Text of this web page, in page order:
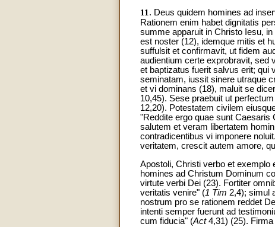
11. Deus quidem homines ad
Rationem enim habet dignitatis
summe apparuit in Christo Iesu,
est noster (12), idemque mitis et
suffulsit et confirmavit, ut fidem
audientium certe exprobravit, sed
et baptizatus fuerit salvus erit; qui
seminatam, iussit sinere utraque
et vi dominans (18), maluit se
10,45). Sese praebuit ut
12,20). Potestatem civilem
"Reddite ergo quae sunt Caesaris
salutem et veram libertatem
contradicentibus vi imponere
veritatem, crescit autem amore,
Apostoli, Christi verbo et exemplo
homines ad Christum Dominum
virtute verbi Dei (23). Fortiter
veritatis venire" (1 Tim 2,4); simul
nostrum pro se rationem reddet
intenti semper fuerunt ad
cum fiducia" (Act4,31) (25). Firma